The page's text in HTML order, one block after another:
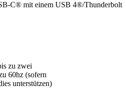
C® mit einem USB 4®/Thunderbolt
zu zwei
60hz (sofern
unterstützen)